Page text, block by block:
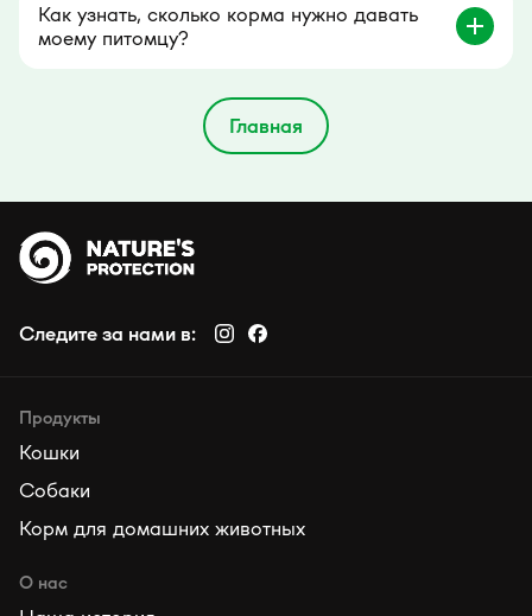
Как узнать, сколько корма нужно давать
моему питомцу?
Главная
Следите за нами в:
Продукты
Кошки
Собаки
Корм для домашних животных
О нас